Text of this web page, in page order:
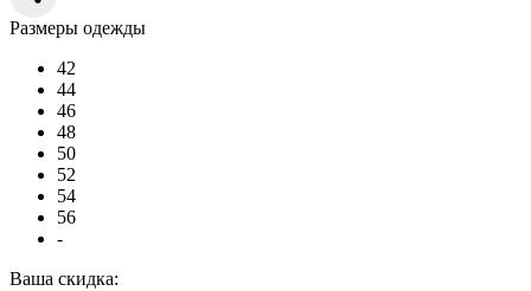
Размеры одежды
42
44
46
48
50
52
54
56
-
Ваша скидка: